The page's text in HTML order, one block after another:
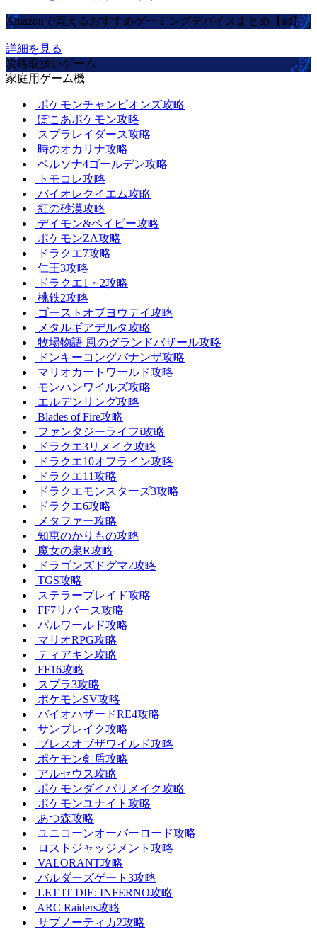
Amazonで買えるおすすめゲーミングデバイスまとめ【ad】
詳細を見る
攻略取扱いゲーム
家庭用ゲーム機
ポケモンチャンピオンズ攻略
ぽこあポケモン攻略
スプラレイダース攻略
時のオカリナ攻略
ペルソナ4ゴールデン攻略
トモコレ攻略
バイオレクイエム攻略
紅の砂漠攻略
デイモン&ベイビー攻略
ポケモンZA攻略
ドラクエ7攻略
仁王3攻略
ドラクエ1・2攻略
桃鉄2攻略
ゴーストオブヨウテイ攻略
メタルギアデルタ攻略
牧場物語 風のグランドバザール攻略
ドンキーコングバナンザ攻略
マリオカートワールド攻略
モンハンワイルズ攻略
エルデンリング攻略
Blades of Fire攻略
ファンタジーライフi攻略
ドラクエ3リメイク攻略
ドラクエ10オフライン攻略
ドラクエ11攻略
ドラクエモンスターズ3攻略
ドラクエ6攻略
メタファー攻略
知恵のかりもの攻略
魔女の泉R攻略
ドラゴンズドグマ2攻略
TGS攻略
ステラーブレイド攻略
FF7リバース攻略
パルワールド攻略
マリオRPG攻略
ティアキン攻略
FF16攻略
スプラ3攻略
ポケモンSV攻略
バイオハザードRE4攻略
サンブレイク攻略
ブレスオブザワイルド攻略
ポケモン剣盾攻略
アルセウス攻略
ポケモンダイパリメイク攻略
ポケモンユナイト攻略
あつ森攻略
ユニコーンオーバーロード攻略
ロストジャッジメント攻略
VALORANT攻略
バルダーズゲート3攻略
LET IT DIE: INFERNO攻略
ARC Raiders攻略
サブノーティカ2攻略